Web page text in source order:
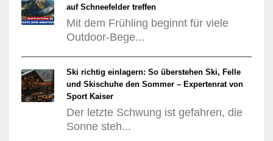
auf Schneefelder treffen
Mit dem Frühling beginnt für viele
Outdoor-Bege...
Ski richtig einlagern: So überstehen Ski, Felle
und Skischuhe den Sommer – Expertenrat von
Sport Kaiser
Der letzte Schwung ist gefahren, die
Sonne steh...